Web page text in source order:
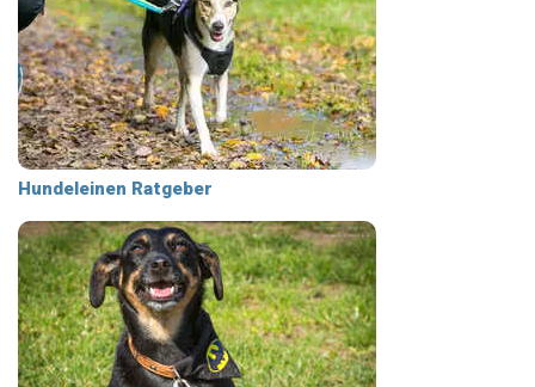
Hundeleinen Ratgeber